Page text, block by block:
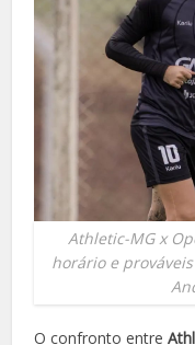
Athletic-MG x
horário e
O confronto entre